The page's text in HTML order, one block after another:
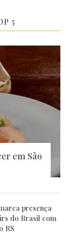
5
em São
presença
do Brasil com
RS